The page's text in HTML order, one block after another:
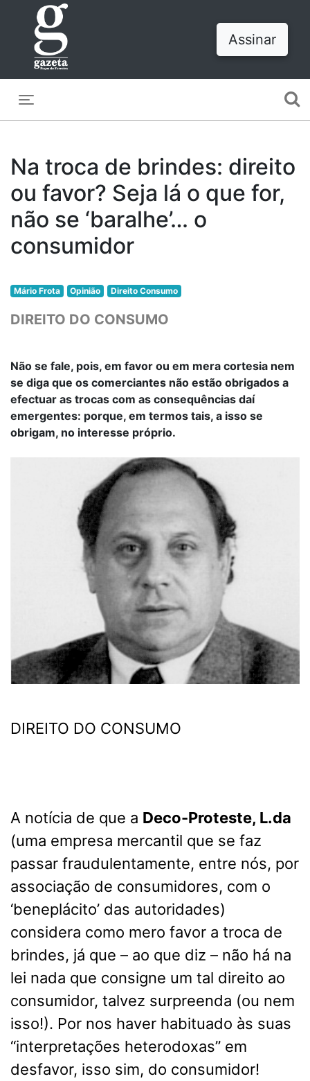
Assinar
Na troca de brindes: direito
ou favor? Seja lá o que for,
não se ‘baralhe’… o
consumidor
Mário Frota Opinião Direito Consumo
DIREITO DO CONSUMO
Não se fale, pois, em favor ou em mera cortesia nem
se diga que os comerciantes não estão obrigados a
efectuar as trocas com as consequências daí
emergentes: porque, em termos tais, a isso se
obrigam, no interesse próprio.
DIREITO DO CONSUMO
A notícia de que a Deco-Proteste, L.da
(uma empresa mercantil que se faz
passar fraudulentamente, entre nós, por
associação de consumidores, com o
‘beneplácito’ das autoridades)
considera como mero favor a troca de
brindes, já que – ao que diz – não há na
lei nada que consigne um tal direito ao
consumidor, talvez surpreenda (ou nem
isso!). Por nos haver habituado às suas
“interpretações heterodoxas” em
desfavor, isso sim, do consumidor!